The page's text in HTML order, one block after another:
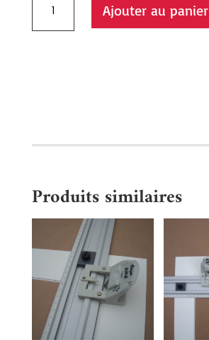
Equerre
Ajouter au panier
Produits similaires